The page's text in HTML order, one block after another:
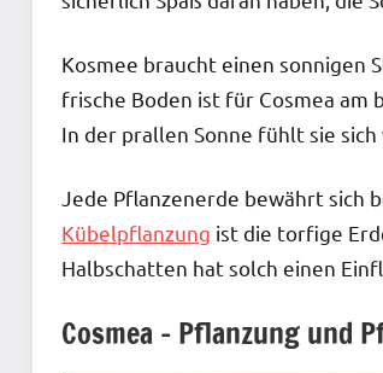
Kosmee braucht einen sonnigen
frische Boden ist für Cosmea am
In der prallen Sonne fühlt sie
Jede Pflanzenerde bewährt sich
Kübelpflanzung ist die torfige
Halbschatten hat solch einen
Cosmea – Pflanzung und